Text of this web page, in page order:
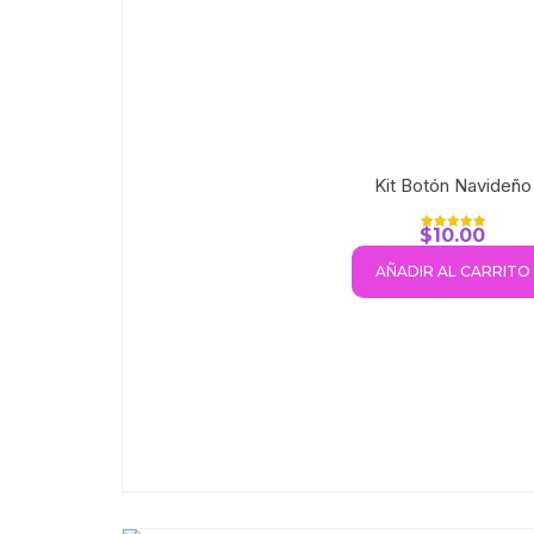
Kit Botón Navideño
Valorado con
5.00
$10.00
AÑADIR AL CARRITO